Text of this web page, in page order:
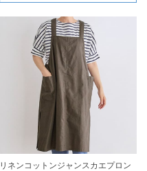
リネンコットンジャンスカエプロン